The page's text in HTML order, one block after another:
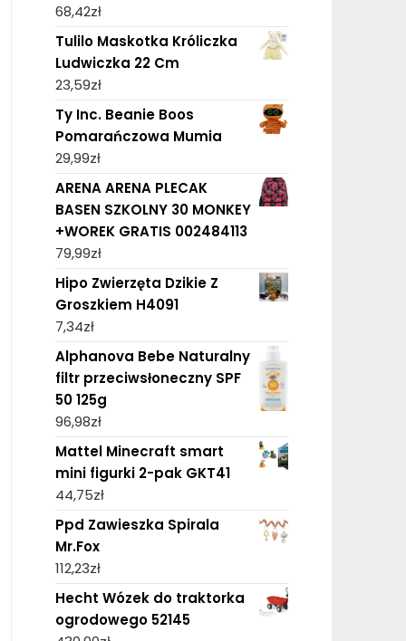
68,42zł
Tulilo Maskotka Króliczka
Ludwiczka 22 Cm
23,59zł
Ty Inc. Beanie Boos
Pomarańczowa Mumia
29,99zł
ARENA ARENA PLECAK
BASEN SZKOLNY 30 MONKEY
+WOREK GRATIS 002484113
79,99zł
Hipo Zwierzęta Dzikie Z
Groszkiem H4091
7,34zł
Alphanova Bebe Naturalny
filtr przeciwsłoneczny SPF
50 125g
96,98zł
Mattel Minecraft smart
mini figurki 2-pak GKT41
44,75zł
Ppd Zawieszka Spirala
Mr.Fox
112,23zł
Hecht Wózek do traktorka
ogrodowego 52145